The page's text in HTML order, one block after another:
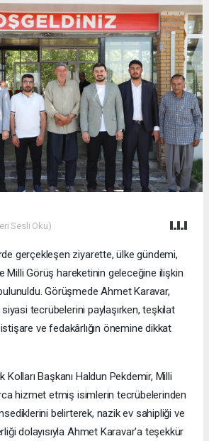
Sesli Oku)
gerçekleşen ziyarette, ülke gündemi,
Milli Görüş hareketinin geleceğine ilişkin
Görüşmede Ahmet Karavar,
tecrübelerini paylaşırken, teşkilat
ve fedakârlığın önemine dikkat
Kolları Başkanı Haldun Pekdemir, Milli
hizmet etmiş isimlerin tecrübelerinden
belirterek, nazik ev sahipliği ve
dolayısıyla Ahmet Karavar'a teşekkür